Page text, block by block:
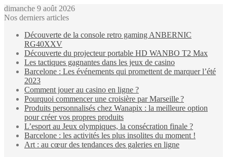
dimanche 9 août 2026
Nos derniers articles
Découverte de la console retro gaming ANBERNIC
RG40XXV
Découverte du projecteur portable HD WANBO T2 Max
Les tactiques gagnantes dans les jeux de casino
Barcelone : Les événements qui promettent de marquer l’été
2023
Comment jouer au casino en ligne ?
Pourquoi commencer une croisière par Marseille ?
Produits personnalisés chez Wanapix : la meilleure option
pour créer vos propres produits
L’esport au Jeux olympiques, la consécration finale ?
Barcelone : les activités les plus insolites du moment !
Art : au cœur des tendances des galeries en ligne